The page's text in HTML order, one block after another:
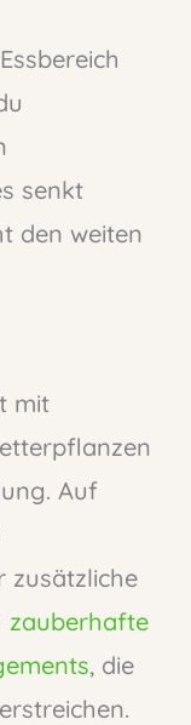
senkt
den weiten
mit
Auf
zusätzliche
zauberhafte
, die